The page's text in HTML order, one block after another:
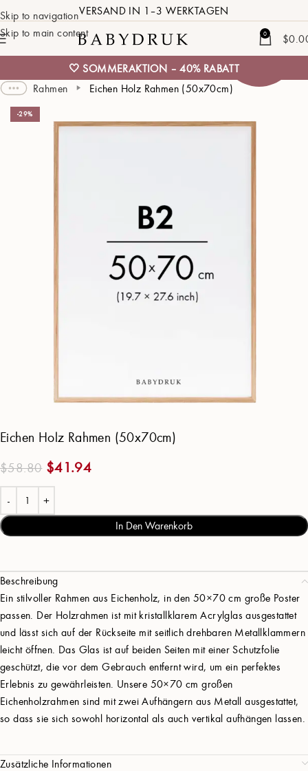
Skip to navigation
Skip to main content
VERSAND IN 1–3 WERKTAGEN
0 $
🤍 SOMMERAKTION – 40% RABATT
Rahmen
Eichen Holz Rahmen (50x70cm)
40%
-29%
Eichen Holz Rahmen (50x70cm)
$58.80 $41.94
In Den Warenkorb
Beschreibung
Ein stilvoller Rahmen aus Eichenholz, in den 50×70 cm große Poster
passen. Der Holzrahmen ist mit kristallklarem Acrylglas ausgestattet
und lässt sich auf der Rückseite mit seitlich drehbaren Metallklammern
leicht öffnen. Das Glas ist auf beiden Seiten mit einer Schutzfolie
geschützt, die vor dem Gebrauch entfernt wird, um ein perfektes
Erlebnis zu gewährleisten. Unsere 50×70 cm großen
Eichenholzrahmen sind mit zwei Aufhängern aus Metall ausgestattet,
so dass sie sich sowohl horizontal als auch vertikal aufhängen lassen.
Zusätzliche Informationen